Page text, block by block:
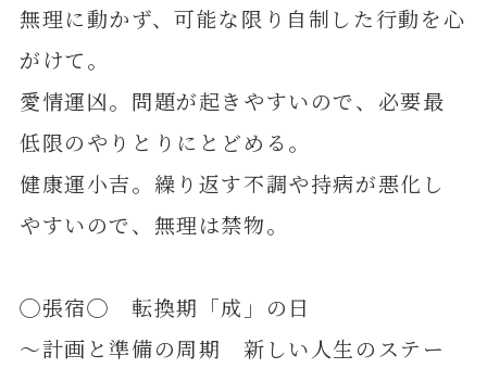
無理に動かず、可能な限り自制した行動を心
がけて。
愛情運凶。問題が起きやすいので、必要最
低限のやりとりにとどめる。
健康運小吉。繰り返す不調や持病が悪化し
やすいので、無理は禁物。
◯張宿◯ 転換期「成」の日
～計画と準備の周期 新しい人生のステー